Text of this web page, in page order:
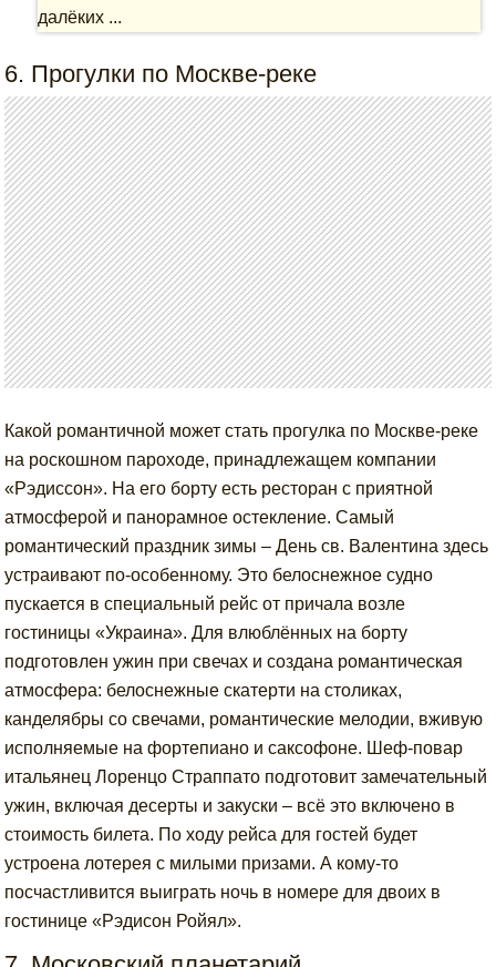
далёких ...
6. Прогулки по Москве-реке
Какой романтичной может стать прогулка по Москве-реке
на роскошном пароходе, принадлежащем компании
«Рэдиссон». На его борту есть ресторан с приятной
атмосферой и панорамное остекление. Самый
романтический праздник зимы – День св. Валентина здесь
устраивают по-особенному. Это белоснежное судно
пускается в специальный рейс от причала возле
гостиницы «Украина». Для влюблённых на борту
подготовлен ужин при свечах и создана романтическая
атмосфера: белоснежные скатерти на столиках,
канделябры со свечами, романтические мелодии, вживую
исполняемые на фортепиано и саксофоне. Шеф-повар
итальянец Лоренцо Страппато подготовит замечательный
ужин, включая десерты и закуски – всё это включено в
стоимость билета. По ходу рейса для гостей будет
устроена лотерея с милыми призами. А кому-то
посчастливится выиграть ночь в номере для двоих в
гостинице «Рэдисон Ройял».